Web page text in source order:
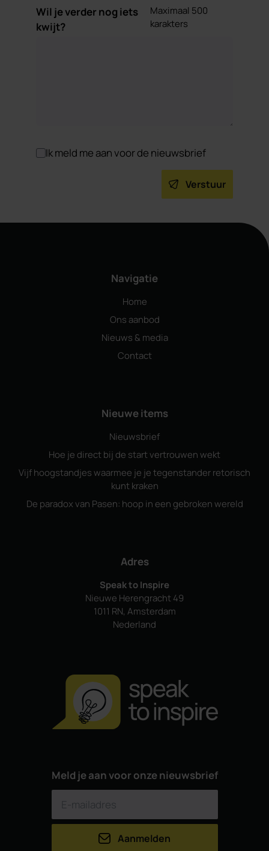
Wil je verder nog iets
kwijt?
Maximaal 500
karakters
Ik meld me aan voor de nieuwsbrief
Verstuur
Navigatie
Home
Ons aanbod
Nieuws & media
Contact
Nieuwe items
Nieuwsbrief
Hoe je direct bij de start vertrouwen wekt
Vijf hoogstandjes waarmee je je tegenstander retorisch
kunt kraken
De paradox van Pasen: hoop in een gebroken wereld
Adres
Speak to Inspire
Nieuwe Herengracht 49
1011 RN, Amsterdam
Nederland
Meld je aan voor onze nieuwsbrief
Aanmelden